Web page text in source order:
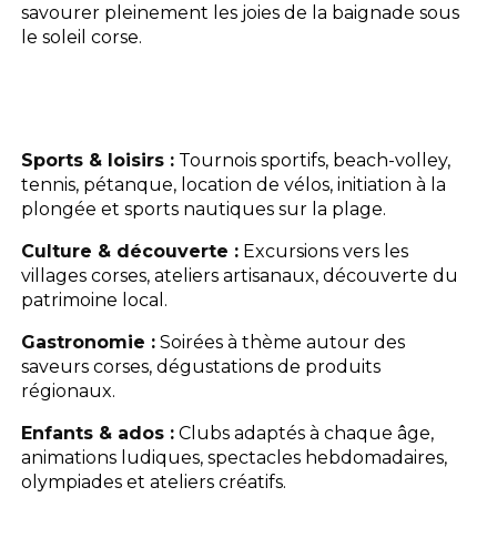
savourer pleinement les joies de la baignade sous
le soleil corse.
Sports & loisirs : Tournois sportifs, beach-volley,
tennis, pétanque, location de vélos, initiation à la
plongée et sports nautiques sur la plage.
Culture & découverte : Excursions vers les
villages corses, ateliers artisanaux, découverte du
patrimoine local.
Gastronomie : Soirées à thème autour des
saveurs corses, dégustations de produits
régionaux.
Enfants & ados : Clubs adaptés à chaque âge,
animations ludiques, spectacles hebdomadaires,
olympiades et ateliers créatifs.